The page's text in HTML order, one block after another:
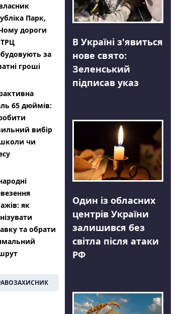
Парк,
дороги
ТРЦ
за
гроші
65 дюймів:
вибір
чи
як
та обрати
В Україні з'явиться
нове свято:
Зеленський
підписав указ
Один із обласних
центрів України
залишився без
світла після атаки
РФ